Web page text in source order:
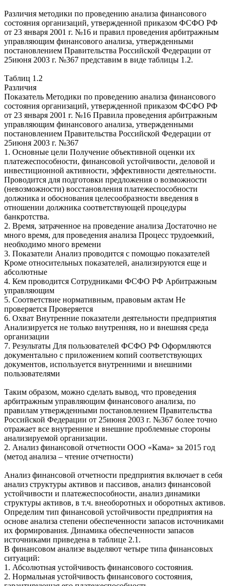
Различия методики по проведению анализа финансового
состояния организаций, утвержденной приказом ФСФО РФ
от 23 января 2001 г. №16 и правил проведения арбитражным
управляющим финансового анализа, утвержденными
постановлением Правительства Российской Федерации от
25июня 2003 г. №367 представим в виде таблицы 1.2.
Таблиц 1.2
Различия
Показатель Методики по проведению анализа финансового
состояния организаций, утвержденной приказом ФСФО РФ
от 23 января 2001 г. №16 Правила проведения арбитражным
управляющим финансового анализа, утвержденными
постановлением Правительства Российской Федерации от
25июня 2003 г. №367
1. Основные цели Получение объективной оценки их
платежеспособности, финансовой устойчивости, деловой и
инвестиционной активности, эффективности деятельности.
Проводится для подготовки предложения о возможности
(невозможности) восстановления платежеспособности
должника и обоснования целесообразности введения в
отношении должника соответствующей процедуры
банкротства.
2. Время, затраченное на проведение анализа Достаточно не
много время, для проведения анализа Процесс трудоемкий,
необходимо много времени
3. Показатели Анализ проводится с помощью показателей
Кроме относительных показателей, анализируются еще и
абсолютные
4. Кем проводится Сотрудниками ФСФО РФ Арбитражным
управляющим
5. Соответствие нормативным, правовым актам Не
проверяется Проверяется
6. Охват Внутренние показатели деятельности предприятия
Анализируется не только внутренняя, но и внешняя среда
организации
7. Результаты Для пользователей ФСФО РФ Оформляются
документально с приложением копий соответствующих
документов, используется внутренними и внешними
пользователями
Таким образом, можно сделать вывод, что проведения
арбитражным управляющим финансового анализа, по
правилам утвержденными постановлением Правительства
Российской Федерации от 25июня 2003 г. №367 более точно
отражает все внутренние и внешние проблемные стороны
анализируемой организации.
2. Анализ финансовой отчетности ООО «Кама» за 2015 год
(метод анализа – чтение отчетности)
Анализ финансовой отчетности предприятия включает в себя
анализ структуры активов и пассивов, анализ финансовой
устойчивости и платежеспособности, анализ динамики
структуры активов, в т.ч. внеоборотных и оборотных активов.
Определим тип финансовой устойчивости предприятия на
основе анализа степени обеспеченности запасов источниками
их формирования. Динамика обеспеченности запасов
источниками приведена в таблице 2.1.
В финансовом анализе выделяют четыре типа финансовых
ситуаций:
1. Абсолютная устойчивость финансового состояния.
2. Нормальная устойчивость финансового состояния,